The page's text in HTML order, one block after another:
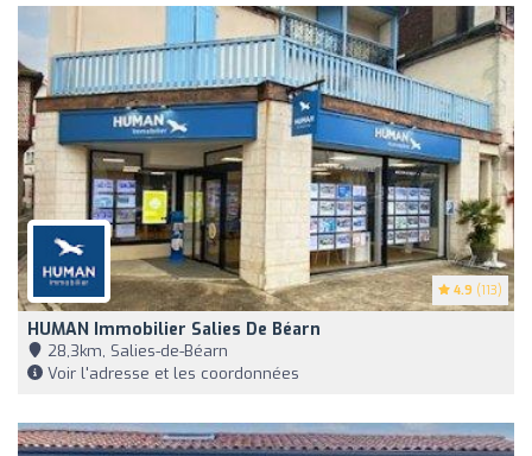
4.9 (113)
HUMAN Immobilier Salies De Béarn
28,3km, Salies-de-Béarn
Voir l'adresse et les coordonnées